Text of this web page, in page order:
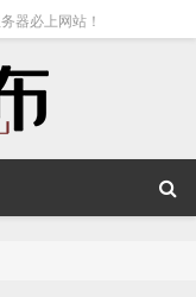
器必上网站！